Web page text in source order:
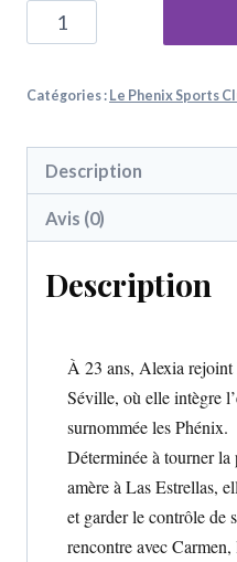
quantité
de
Rouge
Édition
Papier
Catégories : Le Phenix Sports
Description
Avis (0)
Description
À 23 ans, Alexia
Séville, où elle intègre
surnommée les Phénix.
Déterminée à tourner la
amère à Las Estrellas,
et garder le contrôle de
rencontre avec